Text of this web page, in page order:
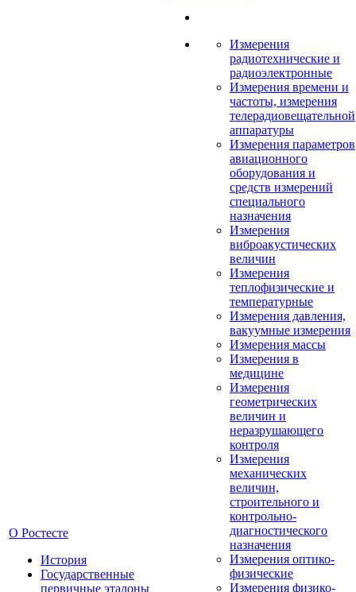
О Ростесте
История
Государственные
первичные эталоны
Измерения
радиотехнические и
радиоэлектронные
Измерения времени и
частоты, измерения
телерадиовещательной
аппаратуры
Измерения параметров
авиационного
оборудования и
средств измерений
специального
назначения
Измерения
виброакустических
величин
Измерения
теплофизические и
температурные
Измерения давления,
вакуумные измерения
Измерения массы
Измерения в
медицине
Измерения
геометрических
величин и
неразрушающего
контроля
Измерения
механических
величин,
строительного и
контрольно-
диагностического
назначения
Измерения оптико-
физические
Измерения физико-